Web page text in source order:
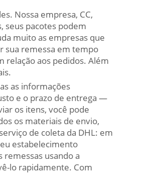
Nossa empresa, CC,
seus pacotes podem
muito as empresas que
sua remessa em tempo
relação aos pedidos. Além
as informações
e o prazo de entrega —
os itens, você pode
os materiais de envio,
de coleta da DHL: em
estabelecimento
usando a
lo rapidamente. Com